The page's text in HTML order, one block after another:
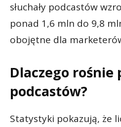
słuchały podcastów
ponad 1,6 mln do 9,8
obojętne dla
Dlaczego rośnie
podcastów?
Statystyki pokazują, że